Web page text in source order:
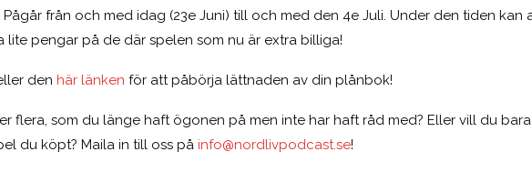
från och med idag (23e Juni) till och med den 4e Juli. Under den tiden kan
lite pengar på de där spelen som nu är extra billiga!
den här länken för att påbörja lättnaden av din plånbok!
flera, som du länge haft ögonen på men inte har haft råd med? Eller vill du bara
du köpt? Maila in till oss på info@nordlivpodcast.se!